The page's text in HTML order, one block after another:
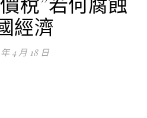
經濟
4 月 18 日